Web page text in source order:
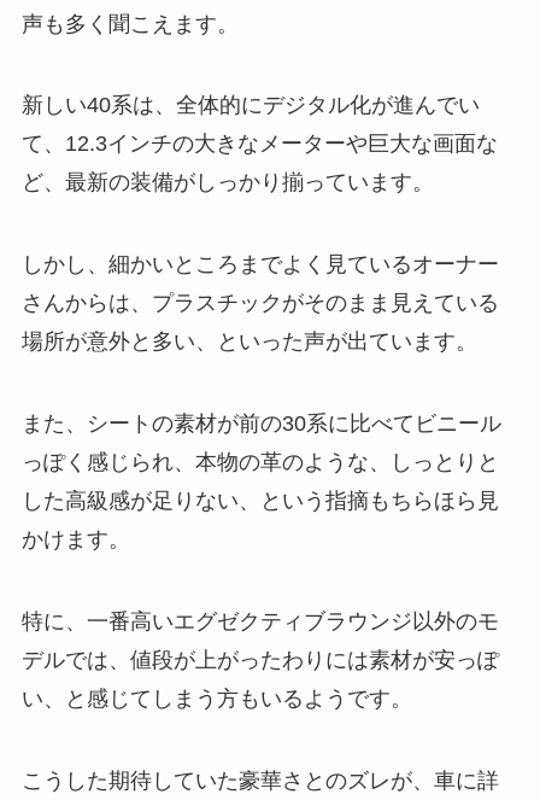
声も多く聞こえます。
新しい40系は、全体的にデジタル化が進んでい
て、12.3インチの大きなメーターや巨大な画面な
ど、最新の装備がしっかり揃っています。
しかし、細かいところまでよく見ているオーナー
さんからは、プラスチックがそのまま見えている
場所が意外と多い、といった声が出ています。
また、シートの素材が前の30系に比べてビニール
っぽく感じられ、本物の革のような、しっとりと
した高級感が足りない、という指摘もちらほら見
かけます。
特に、一番高いエグゼクティブラウンジ以外のモ
デルでは、値段が上がったわりには素材が安っぽ
い、と感じてしまう方もいるようです。
こうした期待していた豪華さとのズレが、車に詳